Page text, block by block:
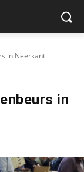
in Neerkant
in